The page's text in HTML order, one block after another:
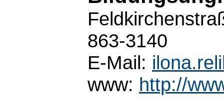
863-3140
E-Mail:
www: http://